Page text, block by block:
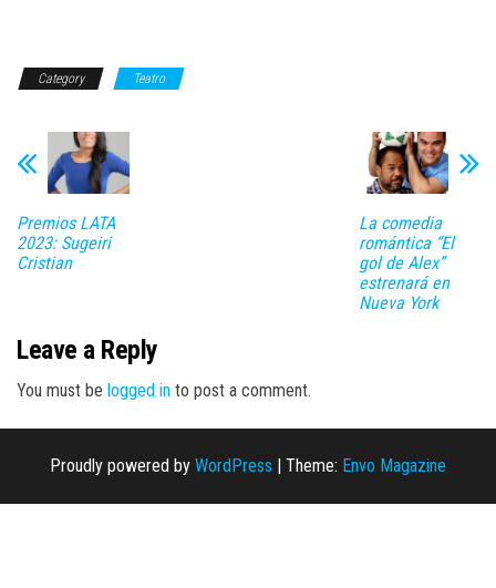
Category Teatro
Premios LATA
2023: Sugeiri
Cristian
La comedia
romántica “El
gol de Alex”
estrenará en
Nueva York
Leave a Reply
You must be logged in to post a comment.
Proudly powered by WordPress | Theme: Envo Magazine